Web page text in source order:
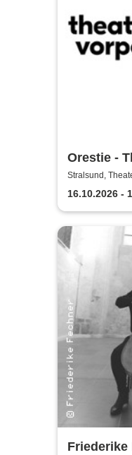
Orestie -
Stralsund,
16.10.2026 -
Friederike